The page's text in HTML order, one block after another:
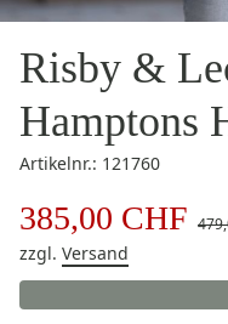
Risby &
Hamptons
Artikelnr.: 121760
385,00 CHF
zzgl. Versand